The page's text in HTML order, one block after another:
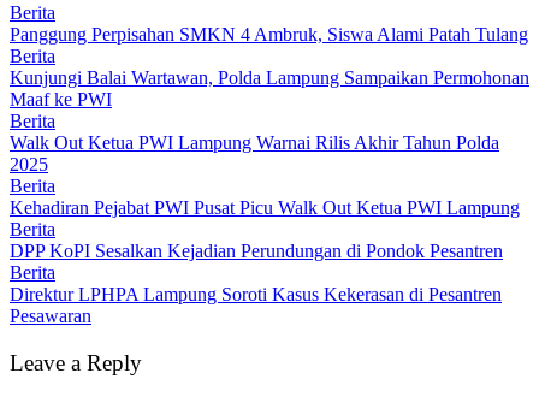
Berita
Panggung Perpisahan SMKN 4 Ambruk, Siswa Alami Patah Tulang
Berita
Kunjungi Balai Wartawan, Polda Lampung Sampaikan Permohonan
Maaf ke PWI
Berita
Walk Out Ketua PWI Lampung Warnai Rilis Akhir Tahun Polda
2025
Berita
Kehadiran Pejabat PWI Pusat Picu Walk Out Ketua PWI Lampung
Berita
DPP KoPI Sesalkan Kejadian Perundungan di Pondok Pesantren
Berita
Direktur LPHPA Lampung Soroti Kasus Kekerasan di Pesantren
Pesawaran
Leave a Reply